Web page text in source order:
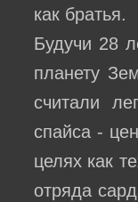
как братья.
Будучи 28
планету
считали
спайса -
целях как
отряда